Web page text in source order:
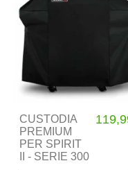
CUSTODIA
PREMIUM
PER SPIRIT
II - SERIE 300